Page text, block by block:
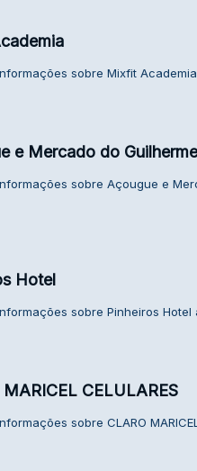
sobre Mixfit
e Mercado do Guilherme
sobre Açougue e
Hotel
sobre Pinheiros Hotel
CELULARES
sobre CLARO